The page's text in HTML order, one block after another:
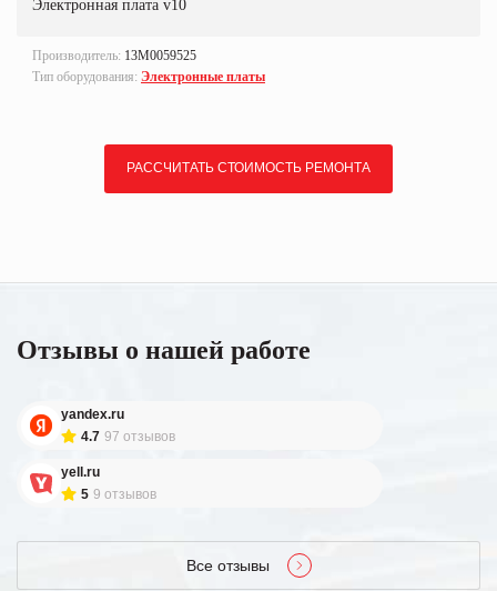
Электронная плата v10
Производитель: 13M0059525
Тип оборудования: Электронные платы
РАССЧИТАТЬ СТОИМОСТЬ РЕМОНТА
Отзывы о нашей работе
yandex.ru
4.7 97 отзывов
yell.ru
5 9 отзывов
Все отзывы